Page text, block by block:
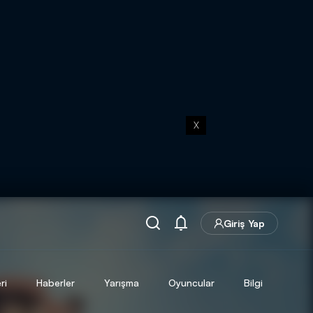
X
Giriş Yap
Haberler Yarışma Oyuncular Bilgi